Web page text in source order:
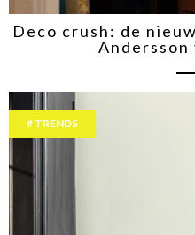
Deco crush: de
Andersson
TRENDS